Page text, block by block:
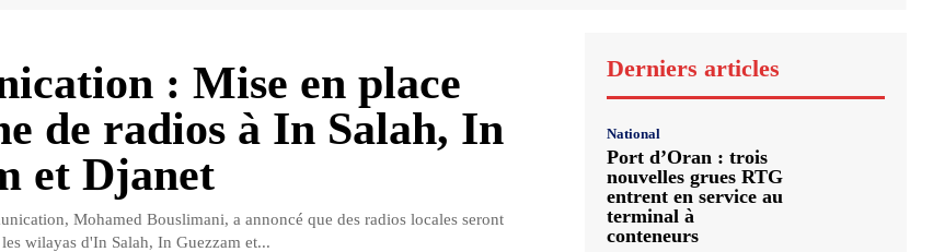
: Mise en place
de radios à In Salah, In
et Djanet
Mohamed Bouslimani, a annoncé que des radios locales seront
wilayas d'In Salah, In Guezzam et...
Derniers articles
National
Port d’Oran : trois
nouvelles grues RTG
entrent en service au
terminal à
conteneurs